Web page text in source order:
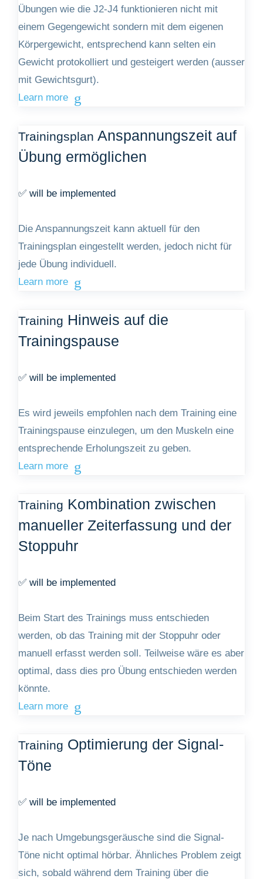
Übungen wie die J2-J4 funktionieren nicht mit
einem Gegengewicht sondern mit dem eigenen
Körpergewicht, entsprechend kann selten ein
Gewicht protokolliert und gesteigert werden (ausser
mit Gewichtsgurt).
Learn more
Trainingsplan Anspannungszeit auf
Übung ermöglichen
✅ will be implemented
Die Anspannungszeit kann aktuell für den
Trainingsplan eingestellt werden, jedoch nicht für
jede Übung individuell.
Learn more
Training Hinweis auf die
Trainingspause
✅ will be implemented
Es wird jeweils empfohlen nach dem Training eine
Trainingspause einzulegen, um den Muskeln eine
entsprechende Erholungszeit zu geben.
Learn more
Training Kombination zwischen
manueller Zeiterfassung und der
Stoppuhr
✅ will be implemented
Beim Start des Trainings muss entschieden
werden, ob das Training mit der Stoppuhr oder
manuell erfasst werden soll. Teilweise wäre es aber
optimal, dass dies pro Übung entschieden werden
könnte.
Learn more
Training Optimierung der Signal-
Töne
✅ will be implemented
Je nach Umgebungsgeräusche sind die Signal-
Töne nicht optimal hörbar. Ähnliches Problem zeigt
sich, sobald während dem Training über die